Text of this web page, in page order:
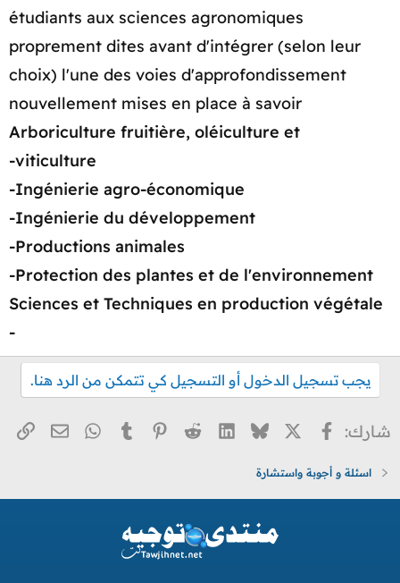
étudiants aux sciences agronomiques
proprement dites avant d'intégrer (selon leur
choix) l'une des voies d'approfondissement
nouvellement mises en place à savoir
Arboriculture fruitière, oléiculture et
viticulture-
Ingénierie agro-économique-
Ingénierie du développement-
Productions animales-
Protection des plantes et de l'environnement-
Sciences et Techniques en production végétale
-
يجب تسجيل الدخول أو التسجيل كي تتمكن من الرد هنا.
شارك: فيسبوك
X
Bluesky
LinkedIn
Reddit
Pinterest
Tumblr
WhatsApp
البريد
اسئلة و أجوبة واستشارة